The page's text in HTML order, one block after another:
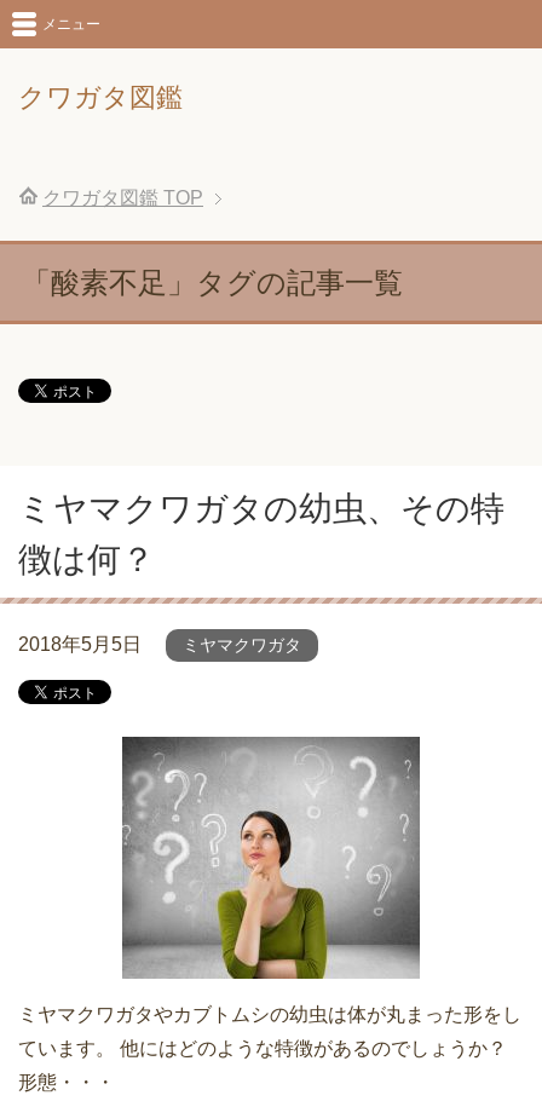
クワガタ図鑑
メニュー
クワガタ図鑑 TOP
「酸素不足」タグの記事一覧
ミヤマクワガタの幼虫、その特
徴は何？
2018年5月5日 ミヤマクワガタ
ミヤマクワガタやカブトムシの幼虫は体が丸まった形をし
ています。 他にはどのような特徴があるのでしょうか？
形態・・・